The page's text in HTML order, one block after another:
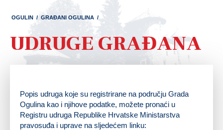
OGULIN / GRAĐANI OGULINA /
UDRUGE GRAĐANA
Popis udruga koje su registrirane na području Grada
Ogulina kao i njihove podatke, možete pronaći u
Registru udruga Republike Hrvatske Ministarstva
pravosuđa i uprave na sljedećem linku: